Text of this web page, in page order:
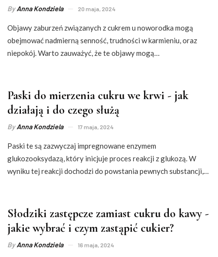
ByAnna Kondziela 20 maja, 2024
Objawy zaburzeń związanych z cukrem u noworodka mogą
obejmować nadmierną senność, trudności w karmieniu, oraz
niepokój. Warto zauważyć, że te objawy mogą…
Paski do mierzenia cukru we krwi - jak
działają i do czego służą
ByAnna Kondziela 17 maja, 2024
Paski te są zazwyczaj impregnowane enzymem
glukozooksydazą, który inicjuje proces reakcji z glukozą. W
wyniku tej reakcji dochodzi do powstania pewnych substancji,…
Słodziki zastępcze zamiast cukru do kawy -
jakie wybrać i czym zastąpić cukier?
ByAnna Kondziela 16 maja, 2024